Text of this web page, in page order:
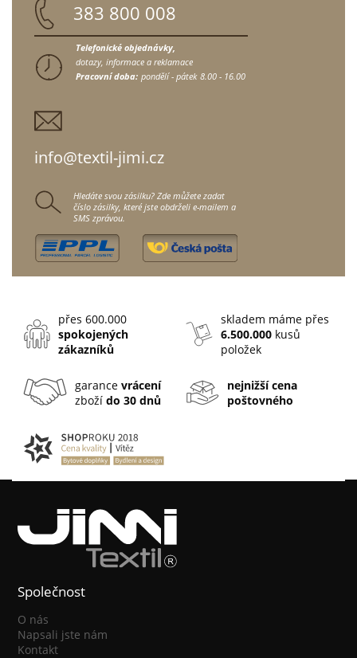
383 800 008
Telefonické objednávky,
dotazy, informace a reklamace
Pracovní doba: pondělí - pátek 8.00 - 16.00
info@textil-jimi.cz
Hledáte svou zásilku? Zde můžete zadat
číslo zásilky, které jste obdrželi e-mailem a
SMS zprávou.
přes 600.000
spokojených
zákazníků
skladem máme přes
6.500.000 kusů
položek
garancevrácení
zbožído 30 dnů
nejnižší cena
poštovného
Společnost
O nás
Napsali jste nám
Kontakt